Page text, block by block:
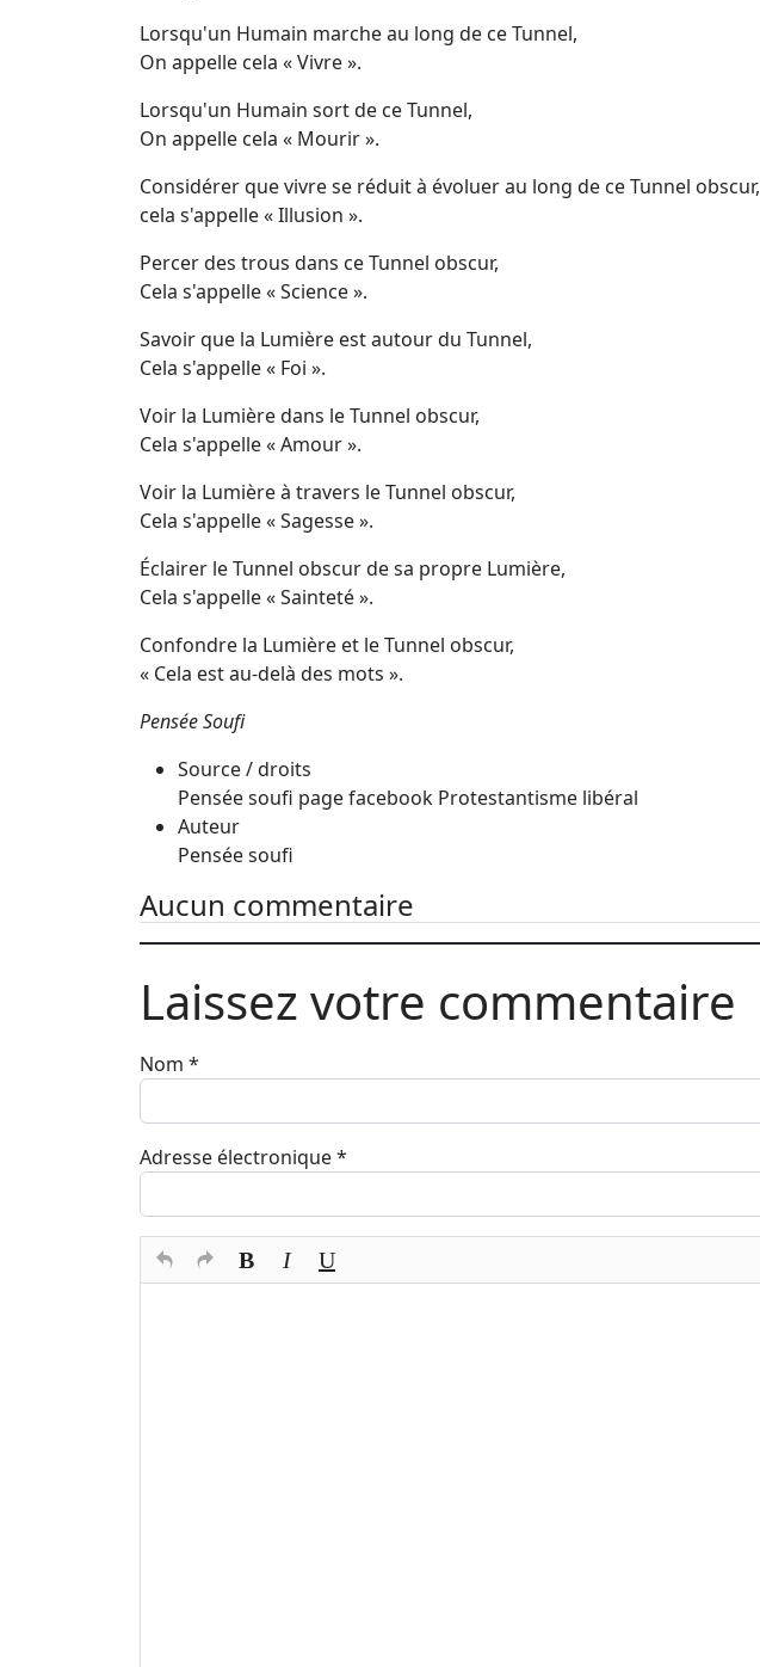
Lorsqu'un Humain marche au long de ce Tunnel,
On appelle cela « Vivre ».
Lorsqu'un Humain sort de ce Tunnel,
On appelle cela « Mourir ».
Considérer que vivre se réduit à évoluer au long de ce Tunnel obscur,
cela s'appelle « Illusion ».
Percer des trous dans ce Tunnel obscur,
Cela s'appelle « Science ».
Savoir que la Lumière est autour du Tunnel,
Cela s'appelle « Foi ».
Voir la Lumière dans le Tunnel obscur,
Cela s'appelle « Amour ».
Voir la Lumière à travers le Tunnel obscur,
Cela s'appelle « Sagesse ».
Éclairer le Tunnel obscur de sa propre Lumière,
Cela s'appelle « Sainteté ».
Confondre la Lumière et le Tunnel obscur,
« Cela est au-delà des mots ».
Pensée Soufi
Source / droits
Pensée soufi page facebook Protestantisme libéral
Auteur
Pensée soufi
Aucun commentaire
Laissez votre commentaire
Nom *
Adresse électronique*
Texte du commentaire